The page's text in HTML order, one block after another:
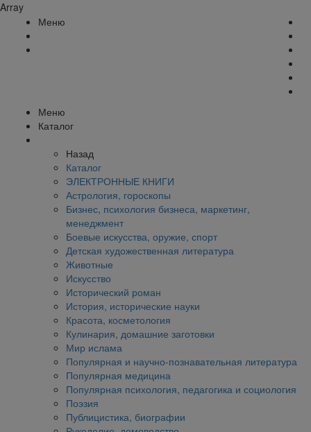
Array
Меню
Меню
Каталог
Назад
Каталог
ЭЛЕКТРОННЫЕ КНИГИ
Астрология, гороскопы
Бизнес, психология бизнеса, маркетинг,
менеджмент
Боевые искусства, оружие, спорт
Детская художественная литература
Животные
Искусство
Исторический роман
История, исторические науки
Красота, косметология
Кулинария, домашние заготовки
Мир ислама
Популярная и научно-познавательная литература
Популярная медицина
Популярная психология, педагогика и социология
Поэзия
Публицистика, биографии